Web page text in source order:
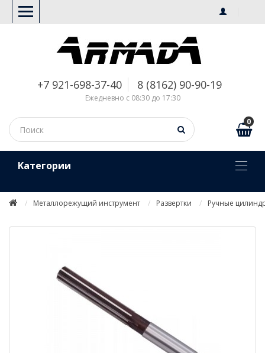
+7 921-698-37-40 8 (8162) 90-90-19
Ежедневно с 08:30 до 17:30
0
Kатегории
Металлорежущий инструмент Развертки Ручные